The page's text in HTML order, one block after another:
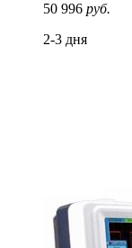
50 996 руб.
2-3 дня